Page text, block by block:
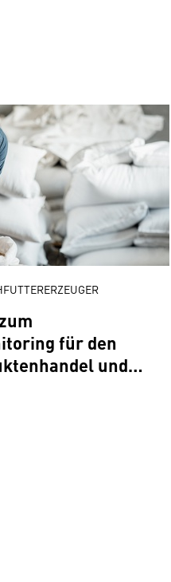
für den
und